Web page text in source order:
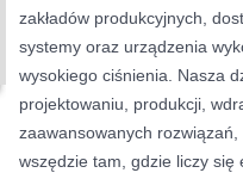
zakładów produkcyjnych,
systemy oraz urządzenia
wysokiego ciśnienia. Nasza
projektowaniu, produkcji,
zaawansowanych
wszędzie tam, gdzie liczy się